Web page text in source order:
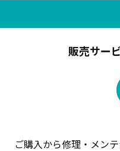
販売サー
ご購入から修理・メン